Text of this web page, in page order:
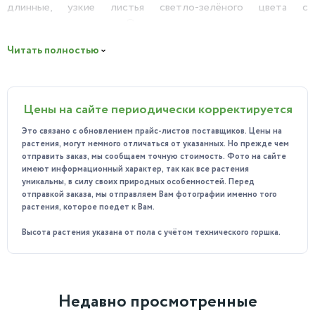
длинные, узкие листья светло-зелёного цвета с
может достигать высоты до 1 метра.
края, которые придают растению благородный и
изысканный вид. Благодаря своей уникальной форме и
окраске, она станет настоящим украшением вашего дома,
офиса или другого помещения.
Польза:
Сансевиерия известна своими очищающими свойствами. Она
способна поглощать вредные вещества из воздуха, такие
как формальдегид, бензол и трихлорэтилен. Это делает её
идеальным выбором для помещений, где используются
синтетические материалы или бытовая химия.
Освещение: предпочитает яркий рассеянный свет, но
может расти и в полутени. Прямые солнечные лучи
Читать полностью
Цены на сайте периодически корректируется
Это связано с обновлением прайс-листов поставщиков. Цены на
растения, могут немного отличаться от указанных. Но прежде чем
отправить заказ, мы сообщаем точную стоимость. Фото на сайте
имеют информационный характер, так как все растения
уникальны, в силу своих природных особенностей. Перед
отправкой заказа, мы отправляем Вам фотографии именно того
растения, которое поедет к Вам.
Высота растения указана от пола с учётом технического горшка.
Недавно просмотренные